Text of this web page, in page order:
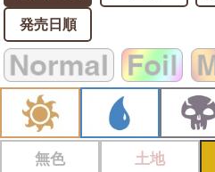
発売日順
無色 土地